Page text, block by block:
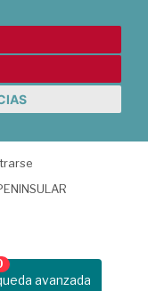
avanzada